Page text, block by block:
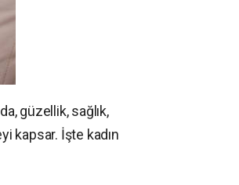
güzellik, sağlık,
kapsar. İşte kadın